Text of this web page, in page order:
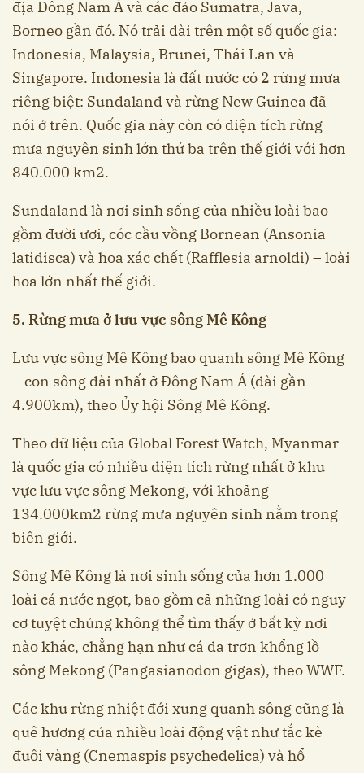
địa Đông Nam Á và các đảo Sumatra, Java,
Borneo gần đó. Nó trải dài trên một số quốc gia:
Indonesia, Malaysia, Brunei, Thái Lan và
Singapore. Indonesia là đất nước có 2 rừng mưa
riêng biệt: Sundaland và rừng New Guinea đã
nói ở trên. Quốc gia này còn có diện tích rừng
mưa nguyên sinh lớn thứ ba trên thế giới với hơn
840.000 km2.
Sundaland là nơi sinh sống của nhiều loài bao
gồm đười ươi, cóc cầu vồng Bornean (Ansonia
latidisca) và hoa xác chết (Rafflesia arnoldi) – loài
hoa lớn nhất thế giới.
5. Rừng mưa ở lưu vực sông Mê Kông
Lưu vực sông Mê Kông bao quanh sông Mê Kông
– con sông dài nhất ở Đông Nam Á (dài gần
4.900km), theo Ủy hội Sông Mê Kông.
Theo dữ liệu của Global Forest Watch, Myanmar
là quốc gia có nhiều diện tích rừng nhất ở khu
vực lưu vực sông Mekong, với khoảng
134.000km2 rừng mưa nguyên sinh nằm trong
biên giới.
Sông Mê Kông là nơi sinh sống của hơn 1.000
loài cá nước ngọt, bao gồm cả những loài có nguy
cơ tuyệt chủng không thể tìm thấy ở bất kỳ nơi
nào khác, chẳng hạn như cá da trơn khổng lồ
sông Mekong (Pangasianodon gigas), theo WWF.
Các khu rừng nhiệt đới xung quanh sông cũng là
quê hương của nhiều loài động vật như tắc kè
đuôi vàng (Cnemaspis psychedelica) và hổ